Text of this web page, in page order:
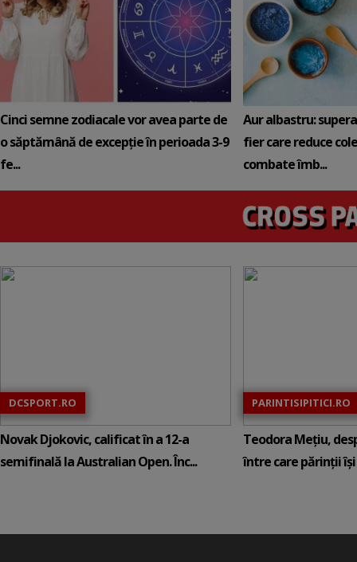
Cinci semne zodiacale vor avea parte de
o săptămână de excepție în perioada 3-9
fe...
Aur albastru:
fier care reduce
combate îmb...
DCSPORT.RO
Novak Djokovic, calificat în a 12-a
semifinală la Australian Open. Înc...
PARINTISIPITICI.RO
Teodora Mețiu,
între care părinții își